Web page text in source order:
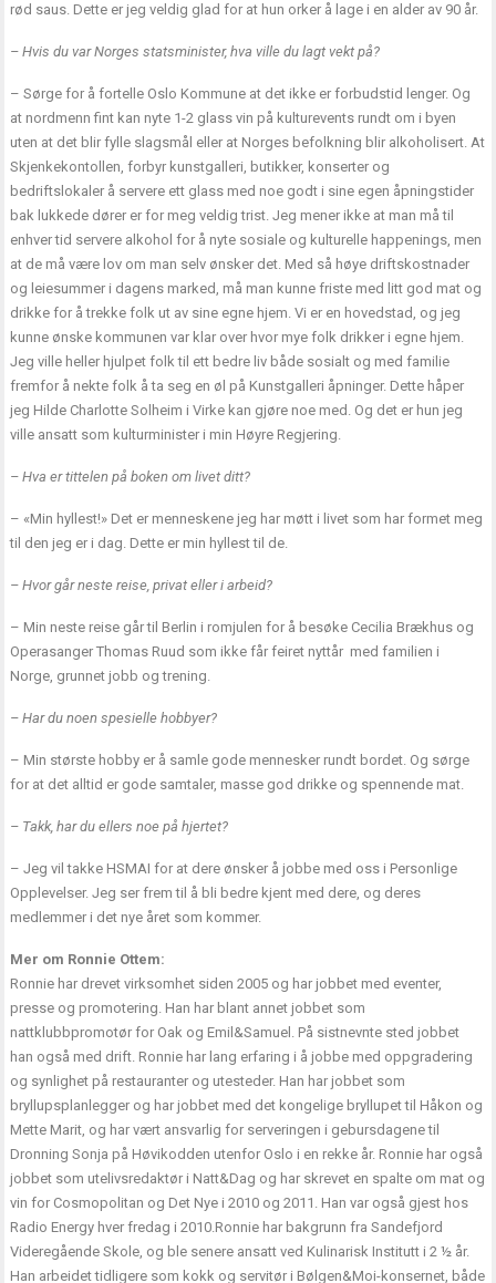
rød saus. Dette er jeg veldig glad for at hun orker å lage i en alder av 90 år.
– Hvis du var Norges statsminister, hva ville du lagt vekt på?
– Sørge for å fortelle Oslo Kommune at det ikke er forbudstid lenger. Og
at nordmenn fint kan nyte 1-2 glass vin på kulturevents rundt om i byen
uten at det blir fylle slagsmål eller at Norges befolkning blir alkoholisert. At
Skjenkekontollen, forbyr kunstgalleri, butikker, konserter og
bedriftslokaler å servere ett glass med noe godt i sine egen åpningstider
bak lukkede dører er for meg veldig trist. Jeg mener ikke at man må til
enhver tid servere alkohol for å nyte sosiale og kulturelle happenings, men
at de må være lov om man selv ønsker det. Med så høye driftskostnader
og leiesummer i dagens marked, må man kunne friste med litt god mat og
drikke for å trekke folk ut av sine egne hjem. Vi er en hovedstad, og jeg
kunne ønske kommunen var klar over hvor mye folk drikker i egne hjem.
Jeg ville heller hjulpet folk til ett bedre liv både sosialt og med familie
fremfor å nekte folk å ta seg en øl på Kunstgalleri åpninger. Dette håper
jeg Hilde Charlotte Solheim i Virke kan gjøre noe med. Og det er hun jeg
ville ansatt som kulturminister i min Høyre Regjering.
– Hva er tittelen på boken om livet ditt?
– «Min hyllest!» Det er menneskene jeg har møtt i livet som har formet meg
til den jeg er i dag. Dette er min hyllest til de.
– Hvor går neste reise, privat eller i arbeid?
– Min neste reise går til Berlin i romjulen for å besøke Cecilia Brækhus og
Operasanger Thomas Ruud som ikke får feiret nyttår med familien i
Norge, grunnet jobb og trening.
– Har du noen spesielle hobbyer?
– Min største hobby er å samle gode mennesker rundt bordet. Og sørge
for at det alltid er gode samtaler, masse god drikke og spennende mat.
– Takk, har du ellers noe på hjertet?
– Jeg vil takke HSMAI for at dere ønsker å jobbe med oss i Personlige
Opplevelser. Jeg ser frem til å bli bedre kjent med dere, og deres
medlemmer i det nye året som kommer.
Mer om Ronnie Ottem:
Ronnie har drevet virksomhet siden 2005 og har jobbet med eventer,
presse og promotering. Han har blant annet jobbet som
nattklubbpromotør for Oak og Emil&Samuel. På sistnevnte sted jobbet
han også med drift. Ronnie har lang erfaring i å jobbe med oppgradering
og synlighet på restauranter og utesteder. Han har jobbet som
bryllupsplanlegger og har jobbet med det kongelige bryllupet til Håkon og
Mette Marit, og har vært ansvarlig for serveringen i gebursdagene til
Dronning Sonja på Høvikodden utenfor Oslo i en rekke år. Ronnie har også
jobbet som utelivsredaktør i Natt&Dag og har skrevet en spalte om mat og
vin for Cosmopolitan og Det Nye i 2010 og 2011. Han var også gjest hos
Radio Energy hver fredag i 2010.Ronnie har bakgrunn fra Sandefjord
Videregående Skole, og ble senere ansatt ved Kulinarisk Institutt i 2 ½ år.
Han arbeidet tidligere som kokk og servitør i Bølgen&Moi-konsernet, både